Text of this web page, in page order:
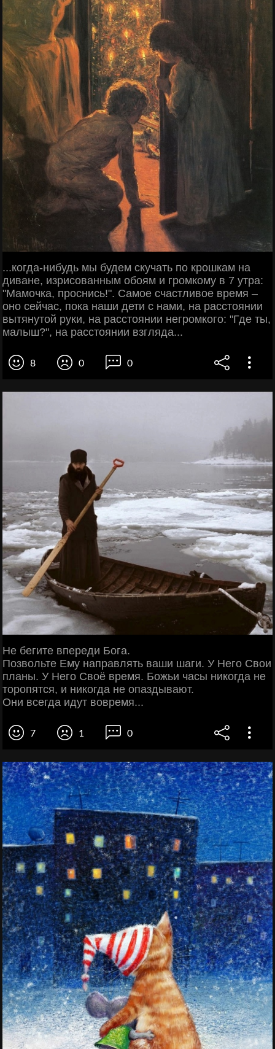
...когда-нибудь мы будем скучать по крошкам на
диване, изрисованным обоям и громкому в 7 утра:
"Мамочка, проснись!". Самое счастливое время –
оно сейчас, пока наши дети с нами, на расстоянии
вытянутой руки, на расстоянии негромкого: "Где ты,
малыш?", на расстоянии взгляда...
8 0 0
Не бегите впереди Бога.
Позвольте Ему направлять ваши шаги. У Него Свои
планы. У Него Своё время. Божьи часы никогда не
торопятся, и никогда не опаздывают.
Они всегда идут вовремя...
7 1 0